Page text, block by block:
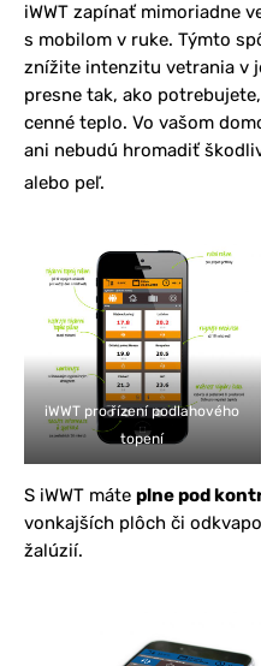
iWWT zapínať mimoriadne
s mobilom v ruke. Týmto
znížite intenzitu vetrania v
presne tak, ako
cenné teplo. Vo vašom
ani nebudú hromadiť
alebo peľ.
iWWT pro řízení podlahového
topení
S iWWT máte plne pod
vonkajších plôch či
žalúzií.